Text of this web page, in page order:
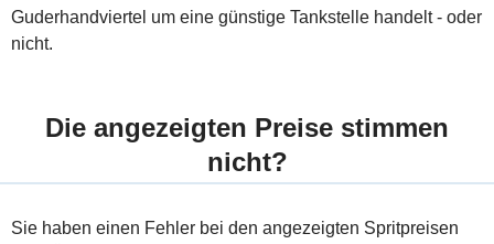
Guderhandviertel um eine günstige Tankstelle handelt - oder
nicht.
Die angezeigten Preise stimmen
nicht?
Sie haben einen Fehler bei den angezeigten Spritpreisen